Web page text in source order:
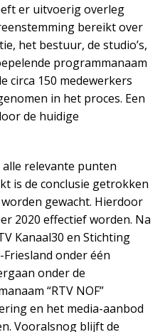
er uitvoerig overleg
bereikt over
het bestuur, de studio’s,
programmanaam
circa 150 medewerkers
in het proces. Een
de huidige
relevante punten
is de conclusie getrokken
gewacht. Hierdoor
2020 effectief worden. Na
Kanaal30 en Stichting
onder één
onder de
“RTV NOF”
en het media-aanbod
Vooralsnog blijft de